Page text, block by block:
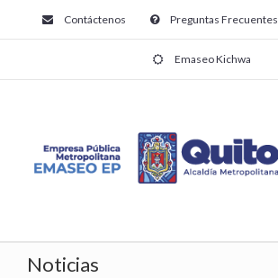
Contáctenos Preguntas Frecuentes
Emaseo Kichwa
Noticias